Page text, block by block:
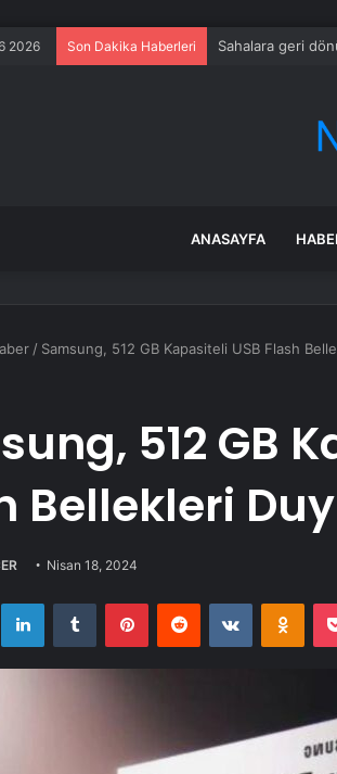
2026 Son Dakika Haberleri Sahalara geri
ANASAYFA
/ Samsung, 512 GB Kapasiteli USB Flash
512 GB
Bellekleri
Nisan 18, 2024
LinkedInTumblr PinterestReddit VKontakte